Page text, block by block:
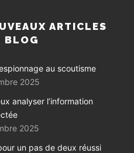
ARTICLES
BLOG
au scoutisme
2025
analyser l’information
2025
un pas de deux réussi